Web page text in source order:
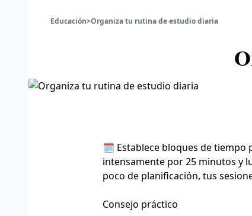
Educación>Organiza tu rutina de estudio diaria
🗓️ Establece bloques de tiempo
intensamente por 25 minutos y
poco de planificación, tus
Consejo práctico